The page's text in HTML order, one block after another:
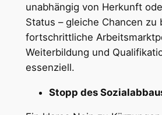
unabhängig von Herkunft
Status – gleiche Chancen zu
fortschrittliche
Weiterbildung und
essenziell.
Stopp des